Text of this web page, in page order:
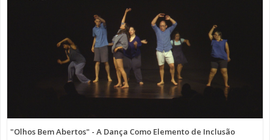
"Olhos Bem Abertos" - A Dança Como Elemento de Inclusão